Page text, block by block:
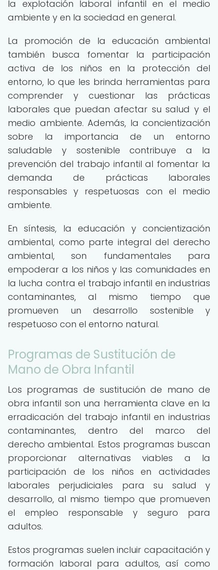
la explotación laboral infantil en el medio
ambiente y en la sociedad en general.
La promoción de la educación ambiental
también busca fomentar la participación
activa de los niños en la protección del
entorno, lo que les brinda herramientas para
comprender y cuestionar las prácticas
laborales que puedan afectar su salud y el
medio ambiente. Además, la concientización
sobre la importancia de un entorno
saludable y sostenible contribuye a la
prevención del trabajo infantil al fomentar la
demanda de prácticas laborales
responsables y respetuosas con el medio
ambiente.
En síntesis, la educación y concientización
ambiental, como parte integral del derecho
ambiental, son fundamentales para
empoderar a los niños y las comunidades en
la lucha contra el trabajo infantil en industrias
contaminantes, al mismo tiempo que
promueven un desarrollo sostenible y
respetuoso con el entorno natural.
Programas de Sustitución de
Mano de Obra Infantil
Los programas de sustitución de mano de
obra infantil son una herramienta clave en la
erradicación del trabajo infantil en industrias
contaminantes, dentro del marco del
derecho ambiental. Estos programas buscan
proporcionar alternativas viables a la
participación de los niños en actividades
laborales perjudiciales para su salud y
desarrollo, al mismo tiempo que promueven
el empleo responsable y seguro para
adultos.
Estos programas suelen incluir capacitación y
formación laboral para adultos, así como